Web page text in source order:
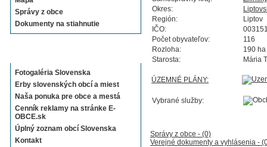
Správy z obce
Dokumenty na stiahnutie
Fotogaléria Slovenska
Erby slovenských obcí a miest
Naša ponuka pre obce a mestá
Cenník reklamy na stránke E-
OBCE.sk
Úplný zoznam obcí Slovenska
Kontakt
Okres:
Región:
Liptov
IČO:
Počet obyvateľov:
116
Rozloha:
190 ha
Starosta:
Mária
ÚZEMNÉ PLÁNY:
Vybrané služby:
Správy z obce - (0)
Verejné dokumenty a vyhlásenia -